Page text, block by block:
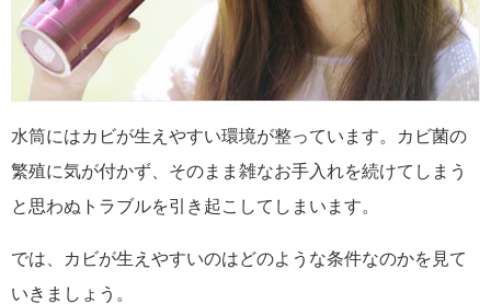
水筒にはカビが生えやすい環境が整っています。カビ菌の
繁殖に気が付かず、そのまま雑なお手入れを続けてしまう
と思わぬトラブルを引き起こしてしまいます。
では、カビが生えやすいのはどのような条件なのかを見て
いきましょう。